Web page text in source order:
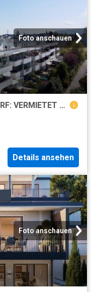
Foto anschauen
INVESTMENT IN WAIDMANNSDORF: VERMIETET BIS 2027 INKL. TIEFGARAGENSTELLPLATZ
Details ansehen
Foto anschauen